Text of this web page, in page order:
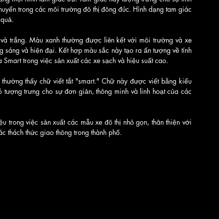
trong các môi trường đô thị đông đúc. Hình dạng tam giác
trắng. Màu xanh thường được liên kết với môi trường và xe
và hiện đại. Kết hợp màu sắc này tạo ra ấn tượng về tính
trong việc sản xuất các xe sạch và hiệu suất cao.
thấy chữ viết tắt "smart." Chữ này được viết bằng kiểu
trưng cho sự đơn giản, thông minh và linh hoạt của các
trong việc sản xuất các mẫu xe đô thị nhỏ gọn, thân thiện với
thách thức giao thông trong thành phố.